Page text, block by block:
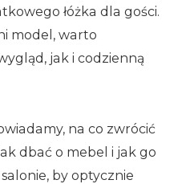
łóżka dla gości.
model, warto
jak i codzienną
na co zwrócić
dbać o mebel i jak go
by optycznie